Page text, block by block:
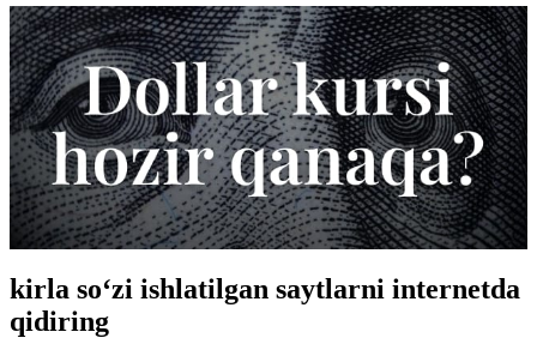
kirla so‘zi ishlatilgan saytlarni internetda
qidiring